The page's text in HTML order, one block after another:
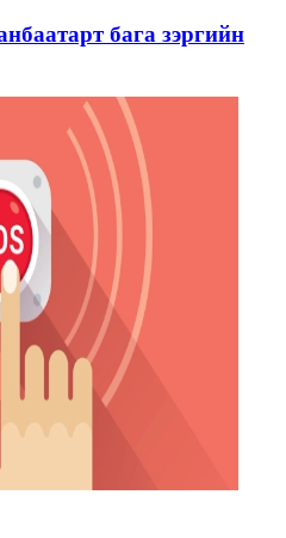
бага зэргийн